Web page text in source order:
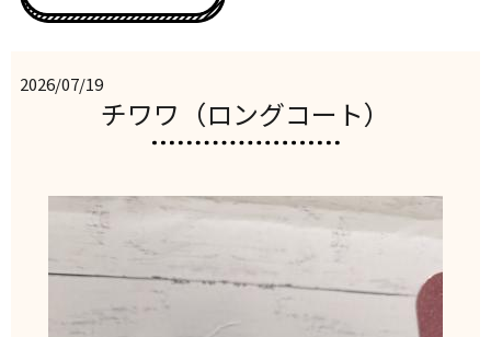
2026/07/19
チワワ（ロングコート）